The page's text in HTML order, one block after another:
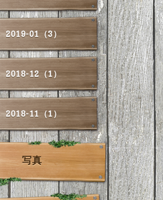
2019-01（3）
2018-12（1）
2018-11（1）
写真